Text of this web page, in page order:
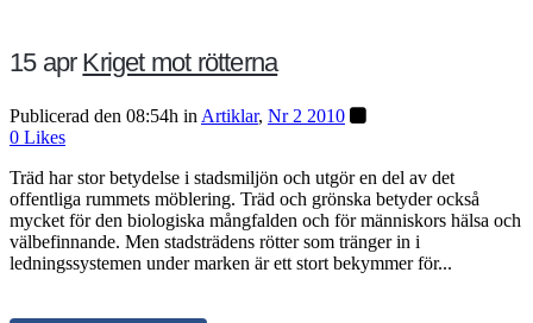
15 apr Kriget mot rötterna
Publicerad den 08:54h in Artiklar, Nr 2 2010
0 Likes
Träd har stor betydelse i stadsmiljön och utgör en del av det
offentliga rummets möblering. Träd och grönska betyder också
mycket för den biologiska mångfalden och för människors hälsa och
välbefinnande. Men stadsträdens rötter som tränger in i
ledningssystemen under marken är ett stort bekymmer för...